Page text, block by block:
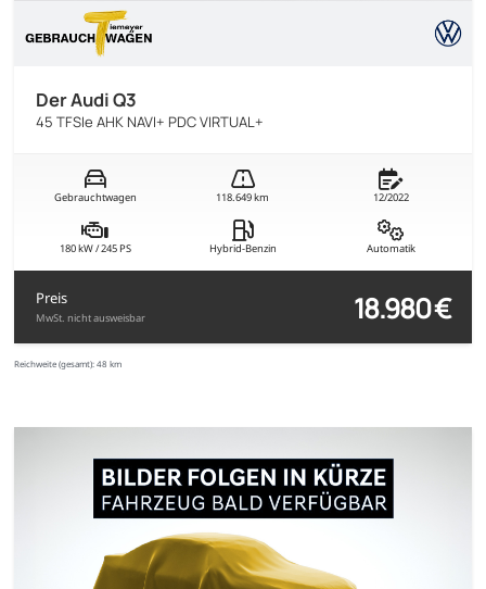
Der Audi Q3
45 TFSIe AHK NAVI+ PDC VIRTUAL+
Gebrauchtwagen 118.649 km 12/2022
180 kW / 245 PS Hybrid-Benzin Automatik
Preis
MwSt. nicht ausweisbar 18.980 €
Reichweite (gesamt): 48 km